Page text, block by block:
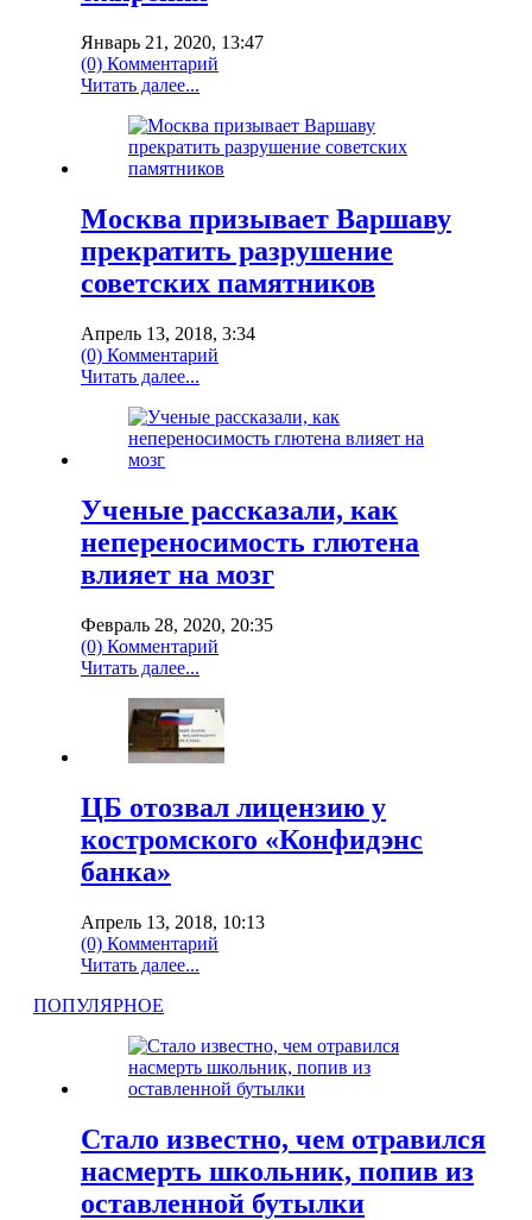
Январь 21, 2020, 13:47
(0) Комментарий
Читать далее...
Москва призывает Варшаву
прекратить разрушение
советских памятников
Апрель 13, 2018, 3:34
(0) Комментарий
Читать далее...
Ученые рассказали, как
непереносимость глютена
влияет на мозг
Февраль 28, 2020, 20:35
(0) Комментарий
Читать далее...
ЦБ отозвал лицензию у
костромского «Конфидэнс
банка»
Апрель 13, 2018, 10:13
(0) Комментарий
Читать далее...
ПОПУЛЯРНОЕ
Стало известно, чем отравился
насмерть школьник, попив из
оставленной бутылки